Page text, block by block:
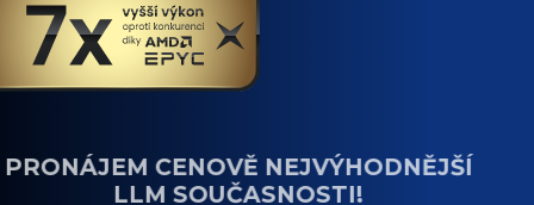
NEJVÝKONNĚJŠÍ VIRTUÁLNÍ SERVERY
PRONÁJEM CENOVĚ NEJVÝHODNĚJŠÍ
LLM SOUČASNOSTI!